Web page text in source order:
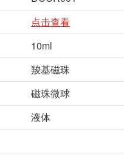
点击查看
10ml
羧基磁珠
磁珠微球
液体